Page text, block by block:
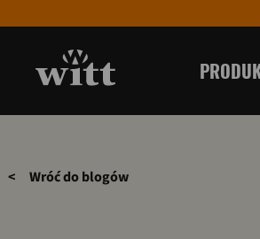
< Wróć do blogów